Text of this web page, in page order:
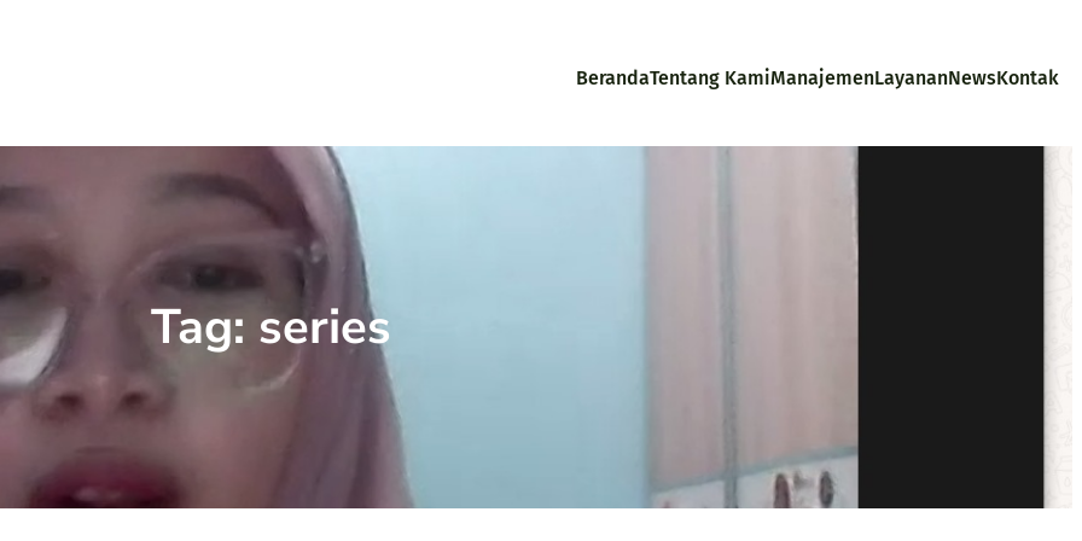
BerandaTentang KamiManajemenLayananNewsKontak
Tag: series